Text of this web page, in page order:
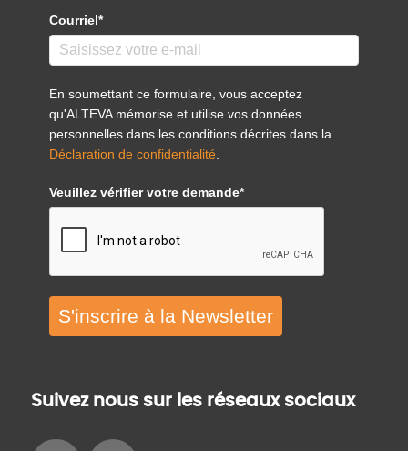
Courriel*
En soumettant ce formulaire, vous acceptez
qu'ALTEVA mémorise et utilise vos données
personnelles dans les conditions décrites dans la
Déclaration de confidentialité
Veuillez vérifier votre demande*
S'inscrire à la Newsletter
Suivez nous sur les réseaux sociaux